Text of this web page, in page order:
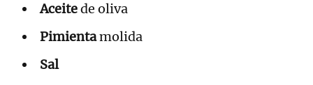
Aceitede oliva
Pimientamolida
Sal